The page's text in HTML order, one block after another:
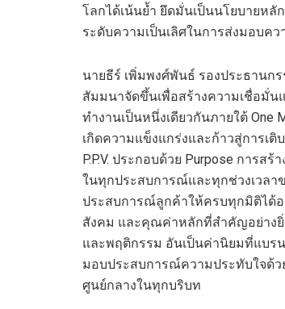
โลกได้เน้นย้ำ ยึดมั่นเป็นนโยบายห
ระดับความเป็นเลิศในการส่งมอบค
นายธีร์ เพิ่มพงศ์พันธ์ รองประธานก
สัมมนาจัดขึ้นเพื่อสร้างความเชื่อมั่น
ทำงานเป็นหนึ่งเดียวกันภายใต้ One
เกิดความแข็งแกร่งและก้าวสู่การเติ
P.P.V. ประกอบด้วย Purpose การสร้
ในทุกประสบการณ์และทุกช่วงเวลา
ประสบการณ์ลูกค้าให้ครบทุกมิติได้
สังคม และคุณค่าหลักที่สำคัญอย่าง
และพฤติกรรม อันเป็นค่านิยมที่แบร
มอบประสบการณ์ความประทับใจด้ว
ศูนย์กลางในทุกบริบท